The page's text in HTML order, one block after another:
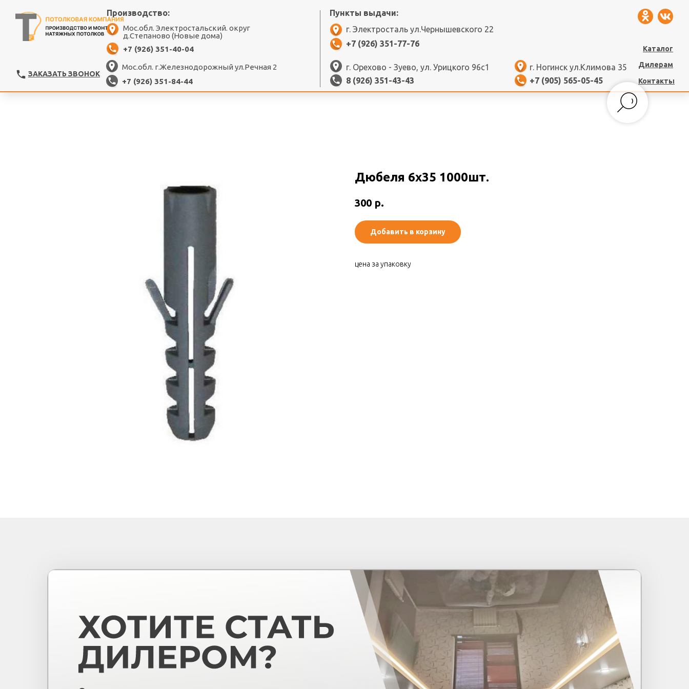
ЗАКАЗАТЬ ЗВОНОК
г. Ногинск ул.Климова 35
+7 (905) 565-05-45
г. Орехово - Зуево, ул. Урицкого 96с1
8 (926) 351-43-43
Мос.обл. Электростальский. округ
д.Степаново (Новые дома)
г. Электросталь ул.Чернышевского 22
Мос.обл. г.Железнодорожный ул.Речная 2
Производство: Пункты выдачи:
Дилерам
+7 (926) 351-40-04
Контакты
+7 (926) 351-84-44
+7 (926) 351-77-76
Каталог
Дюбеля 6х35 1000шт.
300 р.
Добавить в корзину
цена за упаковку